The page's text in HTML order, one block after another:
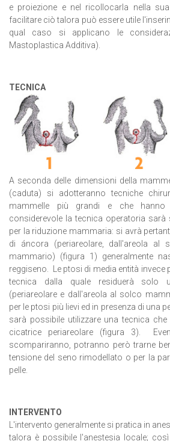
e proiezione e nel ricollocarla nella
facilitare ciò talora può essere utile
qual caso si applicano le
Mastoplastica Additiva).
TECNICA
A seconda delle dimensioni della
(caduta) si adotteranno tecniche
mammelle più grandi e che
considerevole la tecnica operatoria sarà
per la riduzione mammaria: si avrà
di áncora (periareolare, dall'areola
mammario) (figura 1) generalmente
reggiseno. Le ptosi di media entità invece
tecnica dalla quale residuerà solo
(periareolare e dall'areola al solco
per le ptosi più lievi ed in presenza di una
sarà possibile utilizzare una tecnica
cicatrice periareolare (figura 3).
scompariranno, potranno però trarne
tensione del seno rimodellato o per la
pelle.
INTERVENTO
L'intervento generalmente si pratica in
talora è possibile l'anestesia locale;